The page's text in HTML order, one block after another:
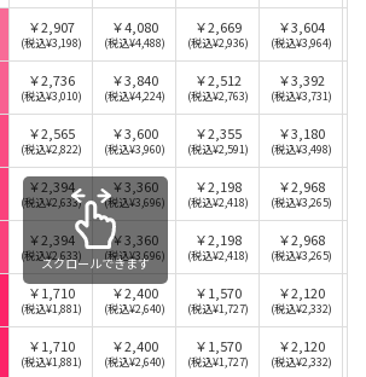
￥2,907
(税込¥3,198)
￥4,080
(税込¥4,488)
￥2,669
(税込¥2,936)
￥3,604
(税込¥3,964)
￥2,736
(税込¥3,010)
￥3,840
(税込¥4,224)
￥2,512
(税込¥2,763)
￥3,392
(税込¥3,731)
￥2,565
(税込¥2,822)
￥3,600
(税込¥3,960)
￥2,355
(税込¥2,591)
￥3,180
(税込¥3,498)
￥2,394
(税込¥2,633)
￥3,360
(税込¥3,696)
￥2,198
(税込¥2,418)
￥2,968
(税込¥3,265)
￥2,394
(税込¥2,633)
￥3,360
(税込¥3,696)
￥2,198
(税込¥2,418)
￥2,968
(税込¥3,265)
￥1,710
(税込¥1,881)
￥2,400
(税込¥2,640)
￥1,570
(税込¥1,727)
￥2,120
(税込¥2,332)
￥1,710
(税込¥1,881)
￥2,400
(税込¥2,640)
￥1,570
(税込¥1,727)
￥2,120
(税込¥2,332)
スクロールできます